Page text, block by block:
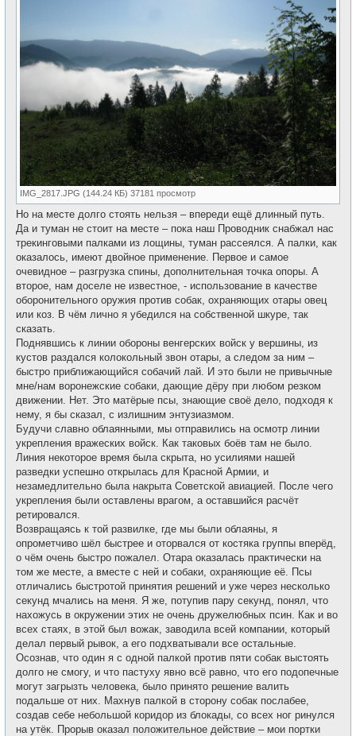
IMG_2817.JPG (144.24 КБ) 37181 просмотр
Но на месте долго стоять нельзя – впереди ещё длинный путь.
Да и туман не стоит на месте – пока наш Проводник снабжал нас
трекинговыми палками из лощины, туман рассеялся. А палки, как
оказалось, имеют двойное применение. Первое и самое
очевидное – разгрузка спины, дополнительная точка опоры. А
второе, нам доселе не известное, - использование в качестве
оборонительного оружия против собак, охраняющих отары овец
или коз. В чём лично я убедился на собственной шкуре, так
сказать.
Поднявшись к линии обороны венгерских войск у вершины, из
кустов раздался колокольный звон отары, а следом за ним –
быстро приближающийся собачий лай. И это были не привычные
мне/нам воронежские собаки, дающие дёру при любом резком
движении. Нет. Это матёрые псы, знающие своё дело, подходя к
нему, я бы сказал, с излишним энтузиазмом.
Будучи славно облаянными, мы отправились на осмотр линии
укрепления вражеских войск. Как таковых боёв там не было.
Линия некоторое время была скрыта, но усилиями нашей
разведки успешно открылась для Красной Армии, и
незамедлительно была накрыта Советской авиацией. После чего
укрепления были оставлены врагом, а оставшийся расчёт
ретировался.
Возвращаясь к той развилке, где мы были облаяны, я
опрометчиво шёл быстрее и оторвался от костяка группы вперёд,
о чём очень быстро пожалел. Отара оказалась практически на
том же месте, а вместе с ней и собаки, охраняющие её. Псы
отличались быстротой принятия решений и уже через несколько
секунд мчались на меня. Я же, потупив пару секунд, понял, что
нахожусь в окружении этих не очень дружелюбных псин. Как и во
всех стаях, в этой был вожак, заводила всей компании, который
делал первый рывок, а его подхватывали все остальные.
Осознав, что один я с одной палкой против пяти собак выстоять
долго не смогу, и что пастуху явно всё равно, что его подопечные
могут загрызть человека, было принято решение валить
подальше от них. Махнув палкой в сторону собак послабее,
создав себе небольшой коридор из блокады, со всех ног ринулся
на утёк. Прорыв оказал положительное действие – мои портки